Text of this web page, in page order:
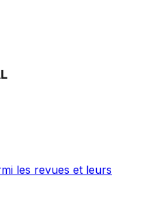
les revues et leurs